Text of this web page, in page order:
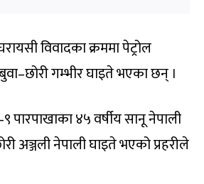
विवादका क्रममा पेट्रोल
गम्भीर घाइते भएका छन् ।
पारपाखाका ४५ वर्षीय सानू नेपाली
अञ्जली नेपाली घाइते भएको प्रहरीले